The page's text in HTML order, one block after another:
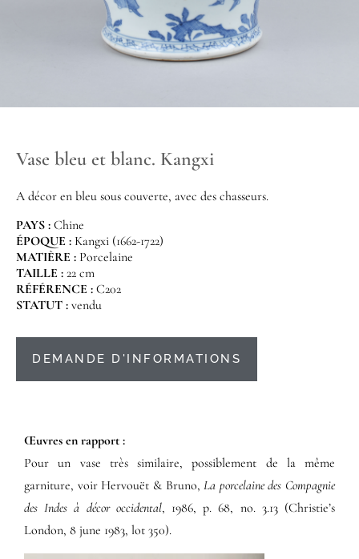
Vase bleu et blanc. Kangxi
A décor en bleu sous couverte, avec des chasseurs.
PAYS : Chine
ÉPOQUE : Kangxi (1662-1722)
MATIÈRE : Porcelaine
TAILLE : 22 cm
RÉFÉRENCE : C202
STATUT : vendu
DEMANDE D'INFORMATIONS
Œuvres en rapport :​
Pour un vase très similaire, possiblement de la même
garniture, voir Hervouët & Bruno,La porcelaine des Compagnie
des Indes à décor occidental, 1986, p. 68, no. 3.13 (Christie’s
London, 8 june 1983, lot 350).